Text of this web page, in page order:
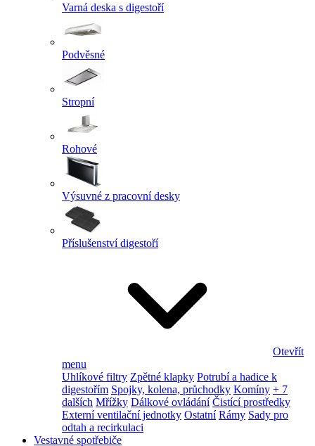
Varná deska s digestoří
Podvěsné
Stropní
Rohové
Výsuvné z pracovní desky
Příslušenství digestoří
Otevřít
menu
Uhlíkové filtry Zpětné klapky Potrubí a hadice k
digestořím Spojky, kolena, průchodky Komíny + 7
dalších Mřížky Dálkové ovládání Čistící prostředky
Externí ventilační jednotky Ostatní Rámy Sady pro
odtah a recirkulaci
Vestavné spotřebiče